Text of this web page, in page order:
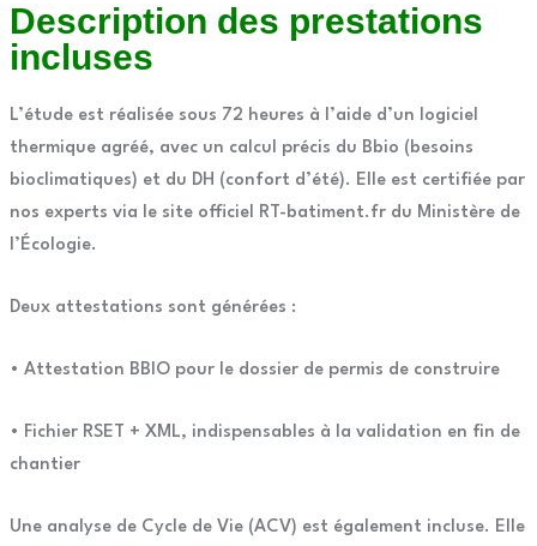
Description des prestations
incluses
L’étude est réalisée sous 72 heures à l’aide d’un logiciel
thermique agréé, avec un calcul précis du Bbio (besoins
bioclimatiques) et du DH (confort d’été). Elle est certifiée par
nos experts via le site officiel RT-batiment.fr du Ministère de
l’Écologie.
Deux attestations sont générées :
• Attestation BBIO pour le dossier de permis de construire
• Fichier RSET + XML, indispensables à la validation en fin de
chantier
Une analyse de Cycle de Vie (ACV) est également incluse. Elle